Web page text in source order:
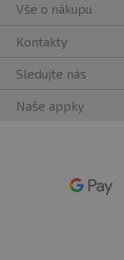
Vše o nákupu
Kontakty
Sledujte nás
Naše appky